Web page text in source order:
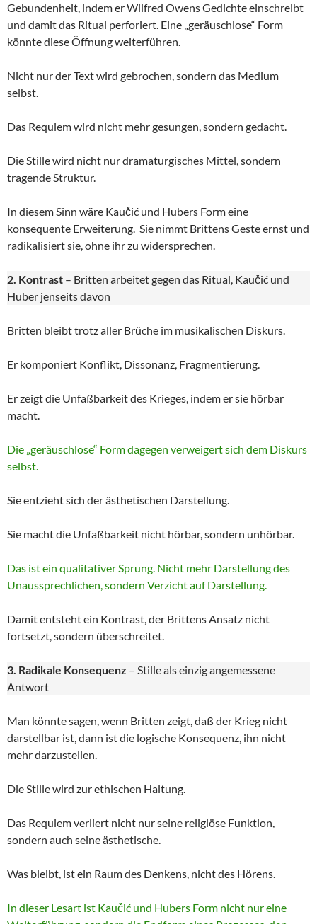
Gebundenheit, indem er Wilfred Owens Gedichte einschreibt
und damit das Ritual perforiert. Eine „geräuschlose“ Form
könnte diese Öffnung weiterführen.
Nicht nur der Text wird gebrochen, sondern das Medium
selbst.
Das Requiem wird nicht mehr gesungen, sondern gedacht.
Die Stille wird nicht nur dramaturgisches Mittel, sondern
tragende Struktur.
In diesem Sinn wäre Kaučić und Hubers Form eine
konsequente Erweiterung. Sie nimmt Brittens Geste ernst und
radikalisiert sie, ohne ihr zu widersprechen.
2. Kontrast – Britten arbeitet gegen das Ritual, Kaučić und
Huber jenseits davon
Britten bleibt trotz aller Brüche im musikalischen Diskurs.
Er komponiert Konflikt, Dissonanz, Fragmentierung.
Er zeigt die Unfaßbarkeit des Krieges, indem er sie hörbar
macht.
Die „geräuschlose“ Form dagegen verweigert sich dem Diskurs
selbst.
Sie entzieht sich der ästhetischen Darstellung.
Sie macht die Unfaßbarkeit nicht hörbar, sondern unhörbar.
Das ist ein qualitativer Sprung. Nicht mehr Darstellung des
Unaussprechlichen, sondern Verzicht auf Darstellung.
Damit entsteht ein Kontrast, der Brittens Ansatz nicht
fortsetzt, sondern überschreitet.
3. Radikale Konsequenz – Stille als einzig angemessene
Antwort
Man könnte sagen, wenn Britten zeigt, daß der Krieg nicht
darstellbar ist, dann ist die logische Konsequenz, ihn nicht
mehr darzustellen.
Die Stille wird zur ethischen Haltung.
Das Requiem verliert nicht nur seine religiöse Funktion,
sondern auch seine ästhetische.
Was bleibt, ist ein Raum des Denkens, nicht des Hörens.
In dieser Lesart ist Kaučić und Hubers Form nicht nur eine